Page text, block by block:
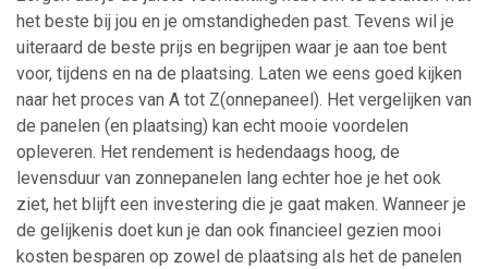
het beste bij jou en je omstandigheden past. Tevens wil je
uiteraard de beste prijs en begrijpen waar je aan toe bent
voor, tijdens en na de plaatsing. Laten we eens goed kijken
naar het proces van A tot Z(onnepaneel). Het vergelijken van
de panelen (en plaatsing) kan echt mooie voordelen
opleveren. Het rendement is hedendaags hoog, de
levensduur van zonnepanelen lang echter hoe je het ook
ziet, het blijft een investering die je gaat maken. Wanneer je
de gelijkenis doet kun je dan ook financieel gezien mooi
kosten besparen op zowel de plaatsing als het de panelen